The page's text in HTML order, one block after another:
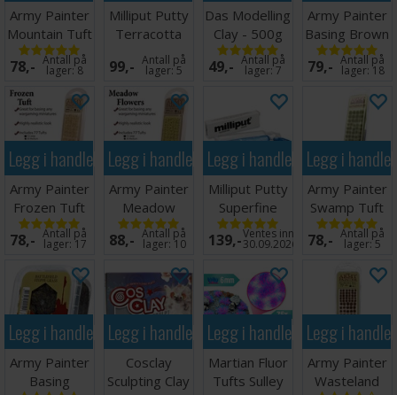
Army Painter
Mountain Tuft
78,- Antall på
lager:8
Milliput Putty
Terracotta
113g
99,- Antall på
lager:5
Das Modelling
Clay - 500g
49,- Antall på
lager:7
Army Painter
Basing Brown
Battleground
79,- Antall på
lager: 18
Legg i handlekurven
Army Painter
Frozen Tuft
78,- Antall på
lager: 17
Legg i handlekurven
Army Painter
Meadow
Flowers Tuft
88,- Antall på
lager: 10
Legg i handlekurven
Milliput Putty
Superfine
White 113g
139,-Ventes inn
30.09.2026
Legg i
Army Painter
Swamp Tuft
78,- Antall på
lager:5
Legg i handlekurven
Army Painter
Basing
Legg i handlekurven
Cosclay
Sculpting Clay
Legg i handlekurven
Martian Fluor
Tufts Sulley
Legg i
Army Painter
Wasteland